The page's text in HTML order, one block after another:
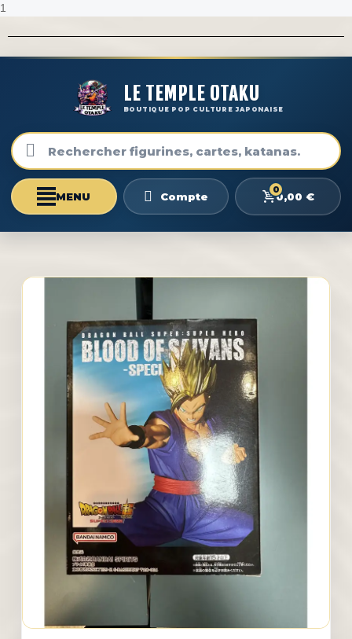
1
LE TEMPLE OTAKU
BOUTIQUE POP CULTURE JAPONAISE
Compte
0
0,00 €